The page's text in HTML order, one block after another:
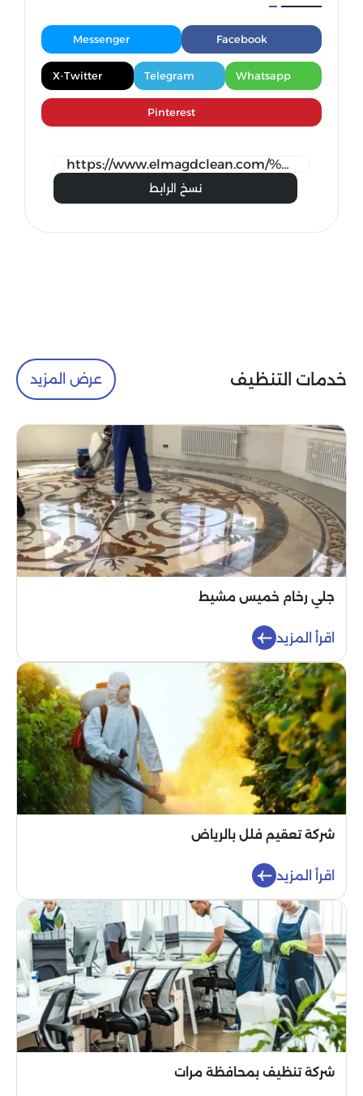
Facebook
Messenger
Whatsapp
Telegram
X-Twitter
Pinterest
نسخ الرابط
خدمات التنظيف عرض المزيد
جلي رخام خميس مشيط
اقرأ المزيد
شركة تعقيم فلل بالرياض
اقرأ المزيد
شركة تنظيف بمحافظة مرات